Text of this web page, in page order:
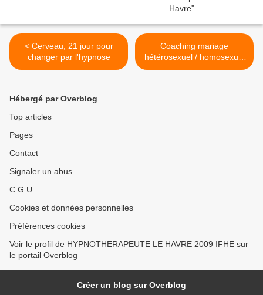
< Cerveau, 21 jour pour
changer par l'hypnose
Coaching mariage
hétérosexuel / homosexuel
>
Hébergé par Overblog
Top articles
Pages
Contact
Signaler un abus
C.G.U.
Cookies et données personnelles
Préférences cookies
Voir le profil de HYPNOTHERAPEUTE LE HAVRE 2009 IFHE sur
le portail Overblog
Créer un blog sur Overblog